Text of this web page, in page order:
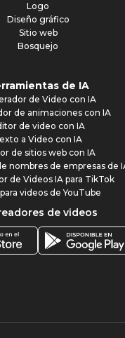
Logo
Diseño gráfico
Sitio web
Bosquejo
de IA
de Video con IA
de animaciones con IA
de video con IA
a Video con IA
de sitios web con IA
nombres de empresas de
de Videos IA para TikTok
videos de YouTube
de videos